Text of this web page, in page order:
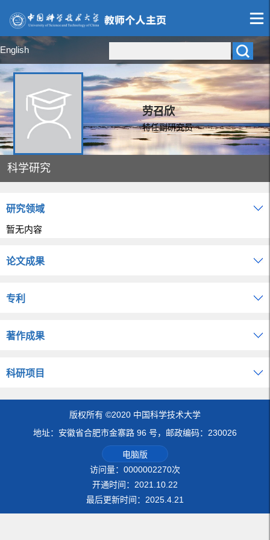
English
劳召欣
特任副研究员
科学研究
研究领域
暂无内容
论文成果
专利
著作成果
科研项目
版权所有 ©2020 中国科学技术大学
地址：安徽省合肥市金寨路 96 号，邮政编码：230026
电脑版
访问量： 0000002270次
开通时间： 2021 10 22
最后更新时间： 2025 4 21